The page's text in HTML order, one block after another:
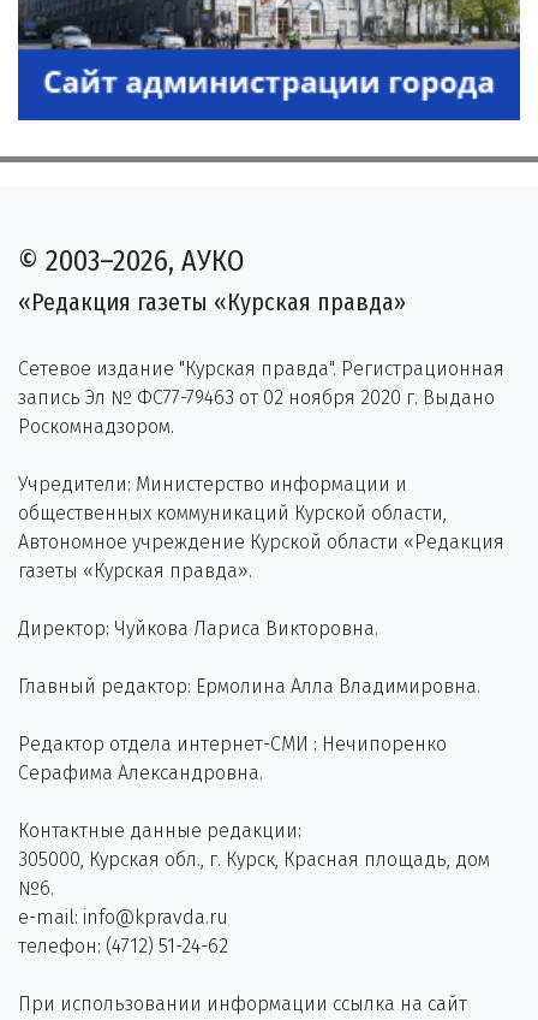
© 2003–2026, АУКО
«Редакция газеты «Курская правда»
Сетевое издание "Курская правда". Регистрационная
запись Эл № ФС77-79463 от 02 ноября 2020 г. Выдано
Роскомнадзором.
Учредители: Министерство информации и
общественных коммуникаций Курской области,
Автономное учреждение Курской области «Редакция
газеты «Курская правда».
Директор: Чуйкова Лариса Викторовна.
Главный редактор: Ермолина Алла Владимировна.
Редактор отдела интернет-СМИ : Нечипоренко
Серафима Александровна.
Контактные данные редакции:
305000, Курская обл., г. Курск, Красная площадь, дом
№6.
e-mail: info@kpravda.ru
телефон: (4712) 51-24-62
При использовании информации ссылка на сайт